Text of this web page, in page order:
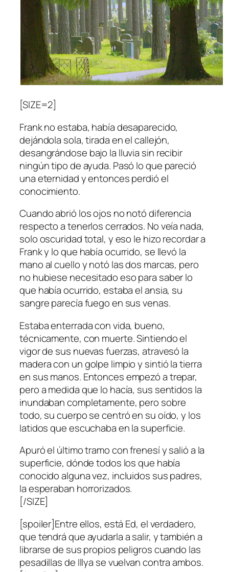
[SIZE=2]
Frank no estaba, había desaparecido,
dejándola sola, tirada en el callejón,
desangrándose bajo la lluvia sin recibir
ningún tipo de ayuda. Pasó lo que pareció
una eternidad y entonces perdió el
conocimiento.
Cuando abrió los ojos no notó diferencia
respecto a tenerlos cerrados. No veía nada,
solo oscuridad total, y eso le hizo recordar a
Frank y lo que había ocurrido, se llevó la
mano al cuello y notó las dos marcas, pero
no hubiese necesitado eso para saber lo
que había ocurrido, estaba el ansia, su
sangre parecía fuego en sus venas.
Estaba enterrada con vida, bueno,
técnicamente, con muerte. Sintiendo el
vigor de sus nuevas fuerzas, atravesó la
madera con un golpe limpio y sintió la tierra
en sus manos. Entonces empezó a trepar,
pero a medida que lo hacía, sus sentidos la
inundaban completamente, pero sobre
todo, su cuerpo se centró en su oído, y los
latidos que escuchaba en la superficie.
Apuró el último tramo con frenesí y salió a la
superficie, dónde todos los que había
conocido alguna vez, incluidos sus padres,
la esperaban horrorizados.
[/SIZE]
[spoiler]Entre ellos, está Ed, el verdadero,
que tendrá que ayudarla a salir, y también a
librarse de sus propios peligros cuando las
pesadillas de Illya se vuelvan contra ambos.